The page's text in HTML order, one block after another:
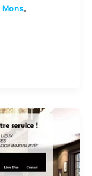
Mons,